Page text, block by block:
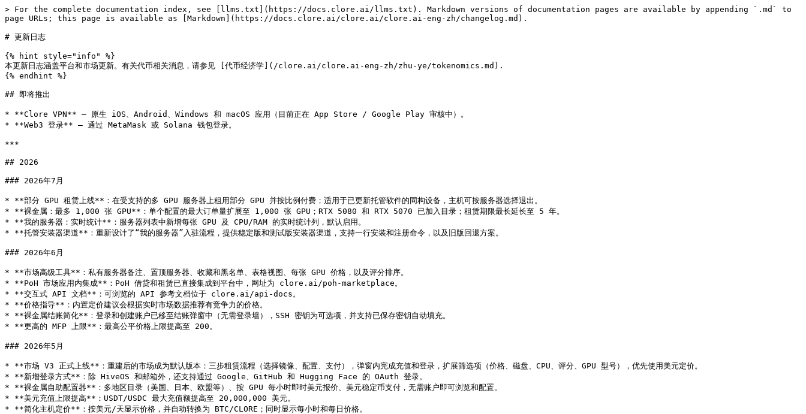
> For the complete documentation index, see [llms.txt](https://docs.clore.ai/llms.txt). Markdown versions of documentation pages are available by appending `.md` to
page URLs; this page is available as [Markdown](https://docs.clore.ai/clore.ai/clore.ai-eng-zh/changelog.md).
# 更新日志
{% hint style="info" %}
本更新日志涵盖平台和市场更新。有关代币相关消息，请参见 [代币经济学](/clore.ai/clore.ai-eng-zh/zhu-ye/tokenomics.md).
{% endhint %}
## 即将推出
* **Clore VPN** — 原生 iOS、Android、Windows 和 macOS 应用（目前正在 App Store / Google Play 审核中）。
* **Web3 登录** — 通过 MetaMask 或 Solana 钱包登录。
***
## 2026
### 2026年7月
* **部分 GPU 租赁上线**：在受支持的多 GPU 服务器上租用部分 GPU 并按比例付费；适用于已更新托管软件的同构设备，主机可按服务器选择退出。
* **裸金属：最多 1,000 张 GPU**：单个配置的最大订单量扩展至 1,000 张 GPU；RTX 5080 和 RTX 5070 已加入目录；租赁期限最长延长至 5 年。
* **我的服务器：实时统计**：服务器列表中新增每张 GPU 及 CPU/RAM 的实时统计列，默认启用。
* **托管安装器渠道**：重新设计了“我的服务器”入驻流程，提供稳定版和测试版安装器渠道，支持一行安装和注册命令，以及旧版回退方案。
### 2026年6月
* **市场高级工具**：私有服务器备注、置顶服务器、收藏和黑名单、表格视图、每张 GPU 价格，以及评分排序。
* **PoH 市场应用内集成**：PoH 借贷和租赁已直接集成到平台中，网址为 clore.ai/poh-marketplace。
* **交互式 API 文档**：可浏览的 API 参考文档位于 clore.ai/api-docs。
* **价格指导**：内置定价建议会根据实时市场数据推荐有竞争力的价格。
* **裸金属结账简化**：登录和创建账户已移至结账弹窗中（无需登录墙），SSH 密钥为可选项，并支持已保存密钥自动填充。
* **更高的 MFP 上限**：最高公平价格上限提高至 200。
### 2026年5月
* **市场 V3 正式上线**：重建后的市场成为默认版本：三步租赁流程（选择镜像、配置、支付），弹窗内完成充值和登录，扩展筛选项（价格、磁盘、CPU、评分、GPU 型号），优先使用美元定价。
* **新增登录方式**：除 HiveOS 和邮箱外，还支持通过 Google、GitHub 和 Hugging Face 的 OAuth 登录。
* **裸金属自助配置器**：多地区目录（美国、日本、欧盟等）、按 GPU 每小时即时美元报价、美元稳定币支付，无需账户即可浏览和配置。
* **美元充值上限提高**：USDT/USDC 最大充值额提高至 20,000,000 美元。
* **简化主机定价**：按美元/天显示价格，并自动转换为 BTC/CLORE；同时显示每小时和每日价格。